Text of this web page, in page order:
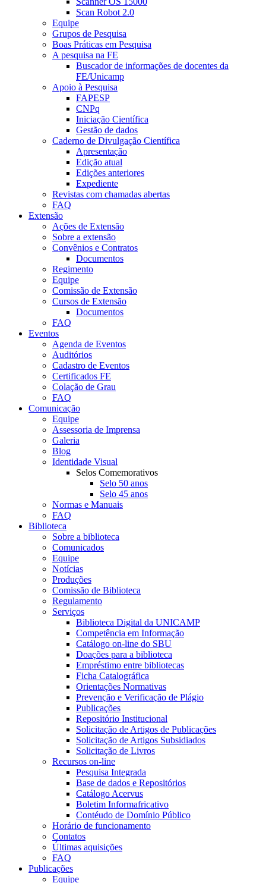
Scan Robot 2.0
Equipe
Grupos de Pesquisa
Boas Práticas em Pesquisa
A pesquisa na FE
Buscador de informações de docentes da
FE/Unicamp
Apoio à Pesquisa
FAPESP
CNPq
Iniciação Científica
Gestão de dados
Caderno de Divulgação Científica
Apresentação
Edição atual
Edições anteriores
Expediente
Revistas com chamadas abertas
FAQ
Extensão
Ações de Extensão
Sobre a extensão
Convênios e Contratos
Documentos
Regimento
Equipe
Comissão de Extensão
Cursos de Extensão
Documentos
FAQ
Eventos
Agenda de Eventos
Auditórios
Cadastro de Eventos
Certificados FE
Colação de Grau
FAQ
Comunicação
Equipe
Assessoria de Imprensa
Galeria
Blog
Identidade Visual
Selos Comemorativos
Selo 50 anos
Selo 45 anos
Normas e Manuais
FAQ
Biblioteca
Sobre a biblioteca
Comunicados
Equipe
Notícias
Produções
Comissão de Biblioteca
Regulamento
Serviços
Biblioteca Digital da UNICAMP
Competência em Informação
Catálogo on-line do SBU
Doações para a biblioteca
Empréstimo entre bibliotecas
Ficha Catalográfica
Orientações Normativas
Prevenção e Verificação de Plágio
Publicações
Repositório Institucional
Solicitação de Artigos de Publicações
Solicitação de Artigos Subsidiados
Solicitação de Livros
Recursos on-line
Pesquisa Integrada
Base de dados e Repositórios
Catálogo Acervus
Boletim Informafricativo
Contéudo de Domínio Público
Horário de funcionamento
Contatos
Últimas aquisições
FAQ
Publicações
Equipe